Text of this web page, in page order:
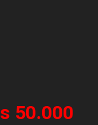
50.000